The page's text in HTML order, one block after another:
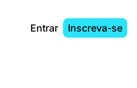
Entrar Inscreva-se